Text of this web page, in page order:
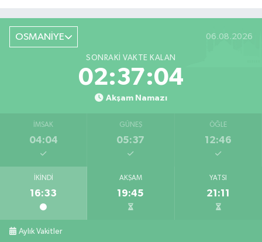
OSMANİYE 06.08.2026
SONRAKI VAKTE KALAN
02:37:03
Akşam Namazı
İMSAK
04:04
GÜNEŞ
05:37
ÖĞLE
12:46
İKINDI
16:33
AKŞAM
19:45
YATSI
21:11
Aylık Vakitler